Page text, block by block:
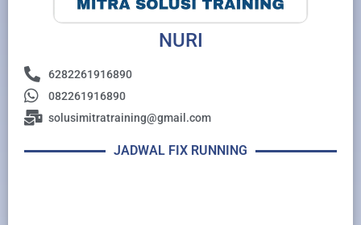
NURI
6282261916890
082261916890
solusimitratraining@gmail.com
JADWAL FIX RUNNING